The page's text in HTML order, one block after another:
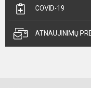
COVID-19
ATNAUJINIMŲ